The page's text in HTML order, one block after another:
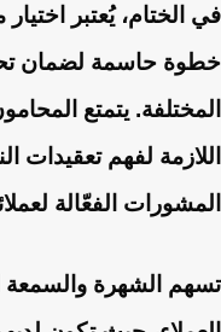
في الختام، يُعتبر
خطوة حاسمة لضمان
المختلفة. يتمتع
اللازمة لفهم تعقيدات
المشورات الفعّالة
تسهم الشهرة والسمعة